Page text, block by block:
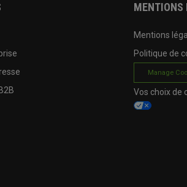
MENTIONS
Mentions
Politique de
Manage
Vos choix de